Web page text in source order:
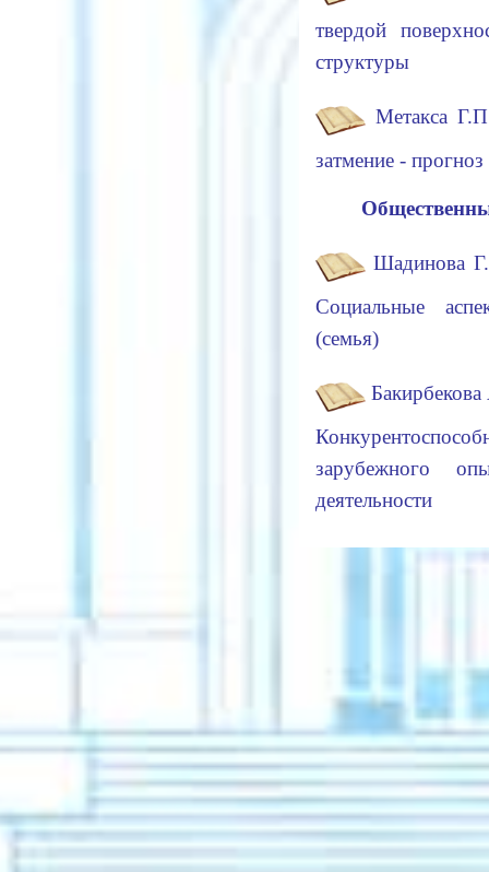
твердой
структуры
Метакса
затмение -
Шадинова
Социальные
(семья)
зарубежного
деятельности